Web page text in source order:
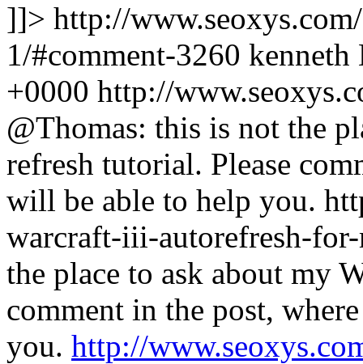
]]> http://
1/#comment-3260 kenneth
+0000 http://
@Thomas: this is not the
refresh tutorial. Please
will be able to help you.
warcraft-iii-autorefresh-
the place to ask about my
comment in the post,
you. http://